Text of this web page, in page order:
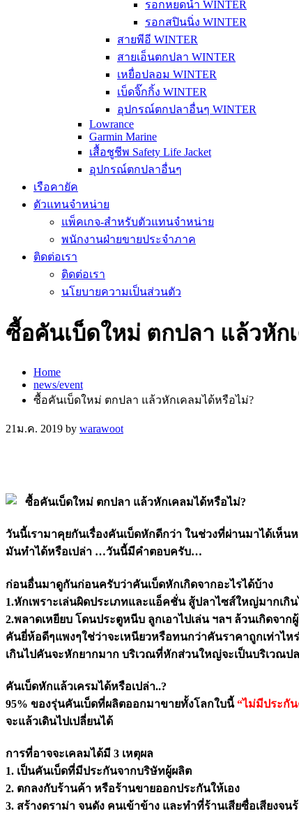
รอกหยดน้ำ WINTER
รอกสปินนิ่ง WINTER
สายพีอี WINTER
สายเอ็นตกปลา WINTER
เหยื่อปลอม WINTER
เบ็ดจิ๊กกิ้ง WINTER
อุปกรณ์ตกปลาอื่นๆ WINTER
Lowrance
Garmin Marine
เสื้อชูชีพ Safety Life Jacket
อุปกรณ์ตกปลาอื่นๆ
เรือคายัค
ตัวแทนจำหน่าย
แพ็คเกจ-สำหรับตัวแทนจำหน่าย
พนักงานฝ่ายขายประจำภาค
ติดต่อเรา
ติดต่อเรา
นโยบายความเป็นส่วนตัว
ซื้อคันเบ็ดใหม่ ตกปลา แล้วหัก
Home
news/event
ซื้อคันเบ็ดใหม่ ตกปลา แล้วหักเคลมได้หรือไม่?
21 ม.ค. 2019 by warawoot
วันนี้เรามาคุยกันเรื่องคันเบ็ดหักดีกว่า ในช่วงที่ผ่านมาได้เห็
มันทำได้หรือเปล่า …วันนี้มีคำตอบครับ…
ก่อนอื่นมาดูกันก่อนครับว่าคันเบ็ดหักเกิดจากอะไรได้บ้าง
1.หักเพราะเล่นผิดประเภทและแอ็คชั่น สู้ปลาไซส์ใหญ่มากเ
2.พลาดเหยียบ โดนประตูหนีบ ลูกเอาไปเล่น ฯลฯ ล้วนเกิดจาก
คันยี่ห้อดีๆแพงๆใช่ว่าจะเหนียวหรือทนกว่าคันราคาถูกเท่าไ
เกินไปคันจะหักยากมาก บริเวณที่หักส่วนใหญ่จะเป็นบริเวณ
คันเบ็ดหักแล้วเครมได้หรือเปล่า..?
95% ของรุ่นคันเบ็ดที่ผลิตออกมาขายทั้งโลกใบนี้“ไม่มีประกั
จะแล้วเดินไปเปลี่ยนได้
การที่อาจจะเคลมได้มี 3 เหตุผล
1. เป็นคันเบ็ดที่มีประกันจากบริษัทผู้ผลิต
2. ตกลงกับร้านค้า หรือร้านขายออกประกันให้เอง
3. สร้างดราม่า จนดัง คนเข้าข้าง และทำที่ร้านเสียซื่อเสียงจ